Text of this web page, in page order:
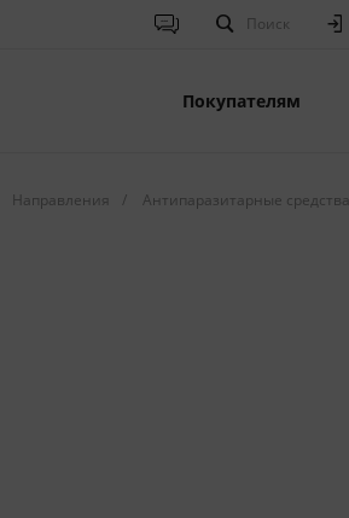
Поиск
Покупателям
Направления / Антипаразитарные средства